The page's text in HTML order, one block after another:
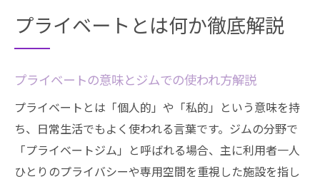
プライベートとは何か徹底解説
プライベートの意味とジムでの使われ方解説
プライベートとは「個人的」や「私的」という意味を持
ち、日常生活でもよく使われる言葉です。ジムの分野で
「プライベートジム」と呼ばれる場合、主に利用者一人
ひとりのプライバシーや専用空間を重視した施設を指し